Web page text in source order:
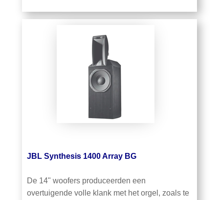
JBL Synthesis 1400 Array BG
De 14" woofers produceerden een
overtuigende volle klank met het orgel, zoals te